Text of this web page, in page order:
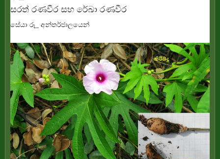
සරත් රණවීර සහ රේඛා රණවීර
සේයා රූ_ අන්තර්ජාලයෙන්